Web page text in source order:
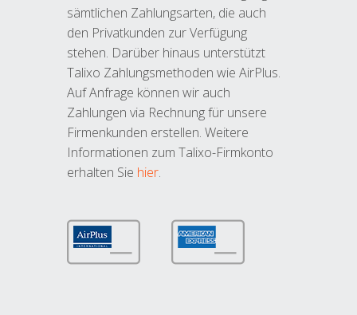
sämtlichen Zahlungsarten, die auch
den Privatkunden zur Verfügung
stehen. Darüber hinaus unterstützt
Talixo Zahlungsmethoden wie AirPlus.
Auf Anfrage können wir auch
Zahlungen via Rechnung für unsere
Firmenkunden erstellen. Weitere
Informationen zum Talixo-Firmkonto
erhalten Sie hier.